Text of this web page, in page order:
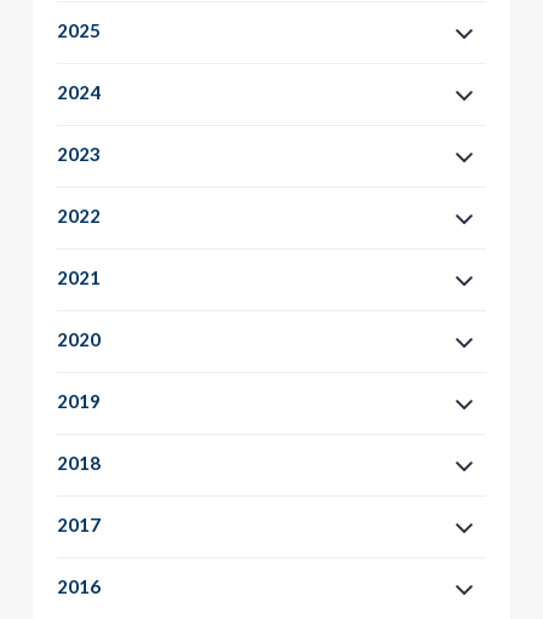
2025
2024
2023
2022
2021
2020
2019
2018
2017
2016